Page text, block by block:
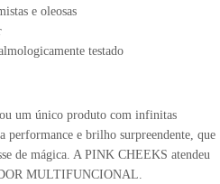
e oleosas
testado
um único produto com infinitas
performance e brilho surpreendente, que
de mágica. A PINK CHEEKS atendeu
MULTIFUNCIONAL.